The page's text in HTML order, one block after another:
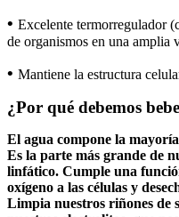
• Excelente termorregulador
de organismos en una amplia
• Mantiene la estructura
¿Por qué debemos
El agua compone la
Es la parte más grande de
linfático. Cumple una
oxígeno a las células y
Limpia nuestros riñones de